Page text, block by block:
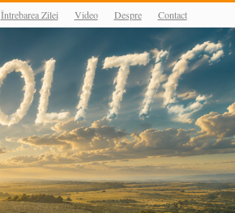
Întrebarea Zilei Video Despre Contact